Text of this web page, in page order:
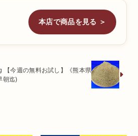
本店で商品を見る ＞
【今週の無料お試し】《熊本県
朝迄)